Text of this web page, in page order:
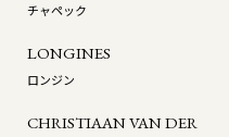
チャペック
LONGINES
ロンジン
CHRISTIAAN VAN DER